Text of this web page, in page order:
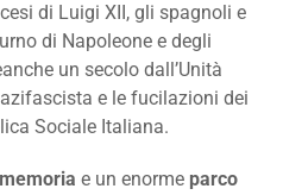
di Luigi XII, gli spagnoli e
di Napoleone e degli
un secolo dall’Unità
e le fucilazioni dei
Sociale Italiana.
e un enorme parco